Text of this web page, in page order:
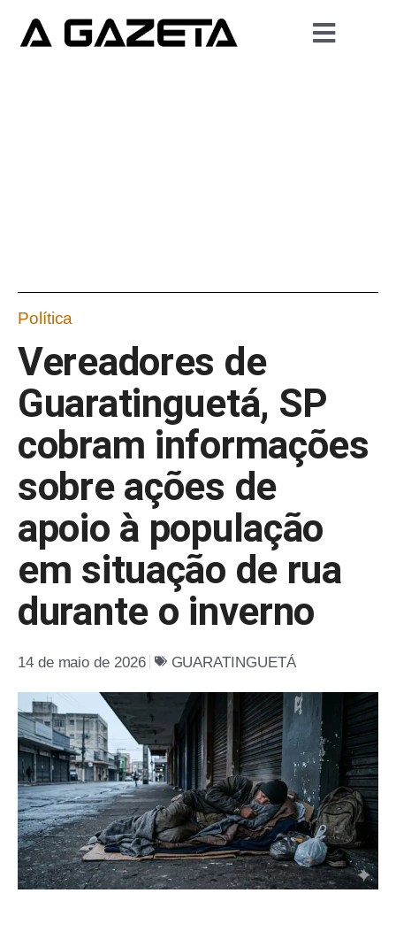
Política
Vereadores de
Guaratinguetá, SP
cobram informações
sobre ações de
apoio à população
em situação de rua
durante o inverno
14 de maio de 2026 GUARATINGUETÁ